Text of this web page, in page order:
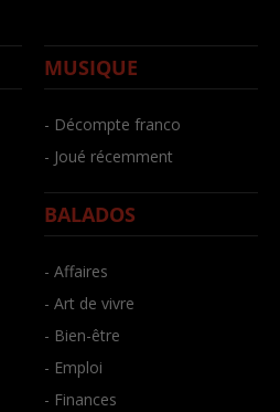
MUSIQUE
- Décompte franco
- Joué récemment
BALADOS
- Affaires
- Art de vivre
- Bien-être
- Emploi
- Finances